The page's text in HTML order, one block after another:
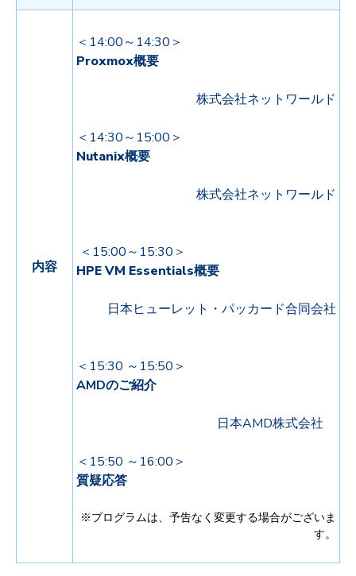
内容
＜14:00～14:30＞
Proxmox概要
株式会社ネットワールド
＜14:30～15:00＞
Nutanix概要
株式会社ネットワールド
＜15:00～ 15:30 ＞
HPE VM Essentials概要
日本ヒューレット・パッカード合同会社
＜15:30 ～ 15:50 ＞
AMDのご紹介
日本AMD株式会社
＜15:50 ～ 16:00 ＞
質疑応答
※プログラムは、予告なく変更する場合がございま
す。